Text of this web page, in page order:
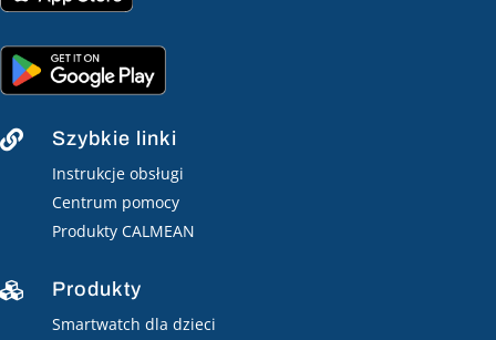
 Szybkie linki
Instrukcje obsługi
Centrum pomocy
Produkty CALMEAN
 Produkty
Smartwatch dla dzieci